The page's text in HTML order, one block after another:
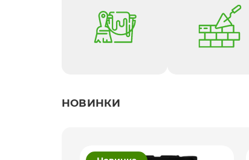
НОВИНКИ